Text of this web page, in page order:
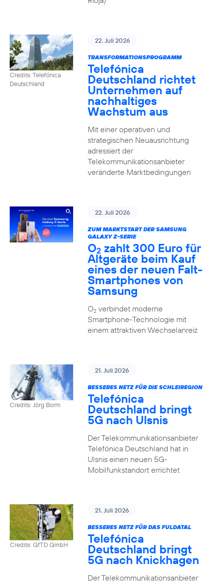
Credits: Telefónica
Deutschland
22. Juli 2026
TRANSFORMATIONSPROGRAMM
Telefónica
Deutschland richtet
Unternehmen auf
nachhaltiges
Wachstum aus
Mit einer operativen und
strategischen Neuausrichtung
adressiert der
Telekommunikationsanbieter
veränderte Marktbedingungen
22. Juli 2026
ZUM MARKTSTART DER SAMSUNG
GALAXY Z-SERIE
O2 zahlt 300 Euro für
Altgeräte beim Kauf
eines der neuen Falt-
Smartphones von
Samsung
O2verbindet moderne
Smartphone-Technologie mit
einem attraktiven Wechselanreiz
Credits: Jörg Borm
21. Juli 2026
BESSERES NETZ FÜR DIE SCHLEIREGION
Telefónica
Deutschland bringt
5G nach Ulsnis
Der Telekommunikationsanbieter
Telefónica Deutschland hat in
Ulsnis einen neuen 5G-
Mobilfunkstandort errichtet
Credits: GfTD GmbH
21. Juli 2026
BESSERES NETZ FÜR DAS FULDATAL
Telefónica
Deutschland bringt
5G nach Knickhagen
Der Telekommunikationsanbieter